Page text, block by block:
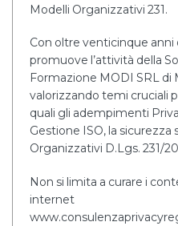
Modelli Organizzativi 231.
Con oltre venticinque
promuove l’attività della
Formazione MODI SRL di
valorizzando temi cruciali
quali gli adempimenti
Gestione ISO, la sicurezza
Organizzativi D.Lgs. 231/
Non si limita a curare i
internet